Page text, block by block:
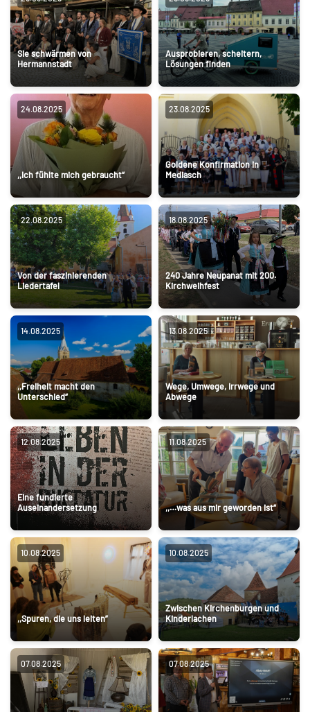
Sie schwärmen von
Hermannstadt
Ausprobieren, scheitern,
Lösungen finden
24.08.2025
,,Ich fühlte mich gebraucht“
23.08.2025
Goldene Konfirmation in
Mediasch
22.08.2025
Von der faszinierenden
Liedertafel
18.08.2025
240 Jahre Neupanat mit 200.
Kirchweihfest
14.08.2025
,,Freiheit macht den
Unterschied“
13.08.2025
Wege, Umwege, Irrwege und
Abwege
12.08.2025
Eine fundierte
Auseinandersetzung
11.08.2025
,,…was aus mir geworden ist“
10.08.2025
,,Spuren, die uns leiten”
10.08.2025
Zwischen Kirchenburgen und
Kinderlachen
07.08.2025 07.08.2025